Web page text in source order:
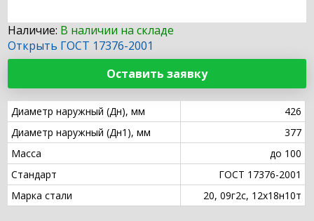
Наличие: В наличии на складе
Оставить заявку
Открыть ГОСТ 17376-2001
Диаметр наружный (Дн), мм
426
Диаметр наружный (Дн1), мм
377
Масса
до 100
Стандарт
ГОСТ 17376-2001
Марка стали
20, 09г2с, 12х18н10т